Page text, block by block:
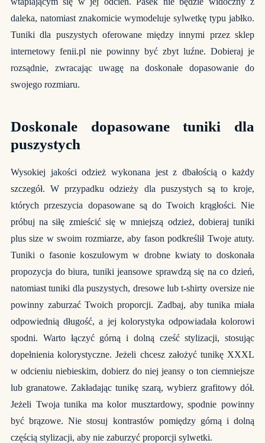
daleka, natomiast znakomicie wymodeluje sylwetkę typu jabłko.
Tuniki dla puszystych oferowane między innymi przez sklep
internetowy fenii.pl nie powinny być zbyt luźne. Dobieraj je
rozsądnie, zwracając uwagę na doskonałe dopasowanie do
swojego rozmiaru.
Doskonale dopasowane tuniki dla
puszystych
Wysokiej jakości odzież wykonana jest z dbałością o każdy
szczegół. W przypadku odzieży dla puszystych są to kroje,
których przeszycia dopasowane są do Twoich krągłości. Nie
próbuj na siłę zmieścić się w mniejszą odzież, dobieraj tuniki
plus size w swoim rozmiarze, aby fason podkreślił Twoje atuty.
Tuniki o fasonie koszulowym w drobne kwiaty to doskonała
propozycja do biura, tuniki jeansowe sprawdzą się na co dzień,
natomiast tuniki dla puszystych, dresowe lub t-shirty oversize nie
powinny zaburzać Twoich proporcji. Zadbaj, aby tunika miała
odpowiednią długość, a jej kolorystyka odpowiadała kolorowi
spodni. Warto łączyć górną i dolną cześć stylizacji, stosując
dopełnienia kolorystyczne. Jeżeli chcesz założyć tunikę XXXL
w odcieniu niebieskim, dobierz do niej jeansy o ton ciemniejsze
lub granatowe. Zakładając tunikę szarą, wybierz grafitowy dół.
Jeżeli Twoja tunika ma kolor musztardowy, spodnie powinny
być brązowe. Nie stosuj kontrastów pomiędzy górną i dolną
częścią stylizacji, aby nie zaburzyć proporcji sylwetki.